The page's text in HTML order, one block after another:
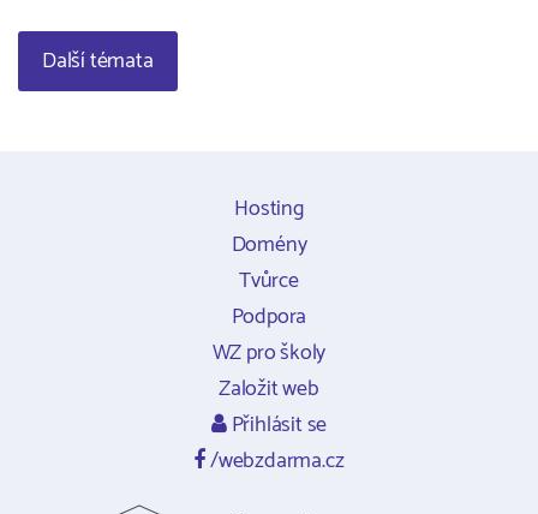
Další témata
Hosting
Domény
Tvůrce
Podpora
WZ pro školy
Založit web
Přihlásit se
/webzdarma.cz